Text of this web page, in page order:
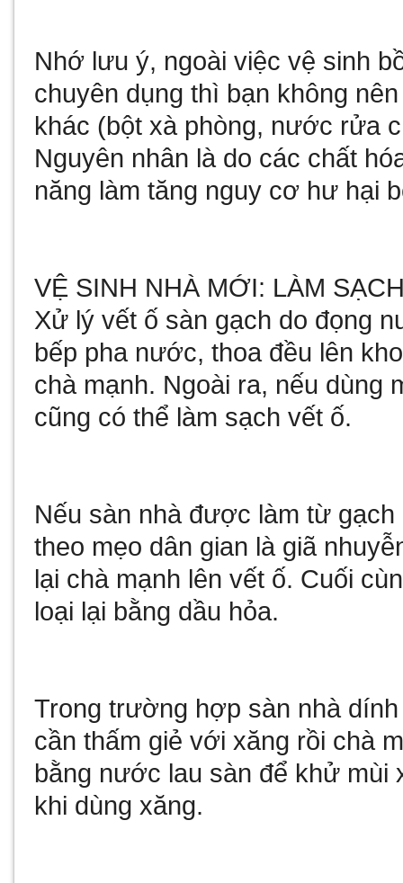
Nhớ lưu ý, ngoài việc vệ sinh
chuyên dụng thì bạn không
khác (bột xà phòng, nước rửa
Nguyên nhân là do các chất
năng làm tăng nguy cơ hư hại
VỆ SINH NHÀ MỚI: LÀM
Xử lý vết ố sàn gạch do đọng
bếp pha nước, thoa đều lên
chà mạnh. Ngoài ra, nếu dùng
cũng có thể làm sạch vết ố.
Nếu sàn nhà được làm từ
theo mẹo dân gian là giã
lại chà mạnh lên vết ố. Cuối
loại lại bằng dầu hỏa.
Trong trường hợp sàn nhà
cần thấm giẻ với xăng rồi chà
bằng nước lau sàn để khử mùi
khi dùng xăng.